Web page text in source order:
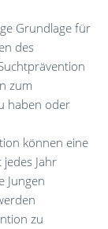
Grundlage für
des
zum
haben oder
können eine
Jahr
Jungen
zu